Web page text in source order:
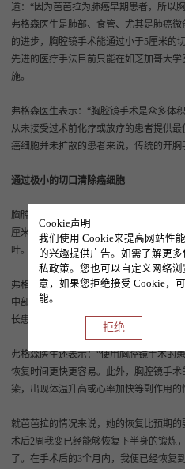
道：“因为芭芭拉为肺癌早期患者，所以
弗格森医生是肺部、食管、尤其是肺癌
的进步，胸腔镜手术能通过小于5厘米的
先进的医疗手法目前只能在如芝加哥大
施。
弗格森医生表示：“胸腔镜手术是众多体
从未接受过术前化疗或放疗的患者提供
癌细胞并未扩散的患者来说，传统的开胸
通过极小的切口清除癌细胞
胸腔镜手术需要在肋骨之间开出3个小切
厘米的切口进入，外科医生通过一个5厘
叶。没有必要通过撑开整个肋骨来进入肺
弗格森医生说道：“除了肺部组织外，我
中部的潜在感染淋巴结。清除这些淋巴
长患者的存活几率。”
弗格森医生还表示：“使用胸腔镜手术的
恢复时间更快更容易。此外，胸腔镜手
染，出现体温升高或心率加快等副作用的
就芭芭拉的情况来说，她的恢复比预期的
术后2周我变已经能够恢复下半身的锻炼
了。在手术后的3个月内，我便已经恢复
Cookie声明
我们使用 Cookie来提高网站性
的兴趣提供广告。如需了解更
私政策。您也可以自定义网络
意，如果您拒绝接受 Cookie，
能。
拒绝